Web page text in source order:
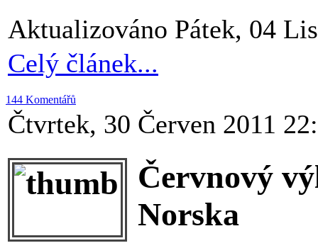
Aktualizováno Pátek, 04
Celý článek...
144 Komentářů
Čtvrtek, 30 Červen 2011
Červnový
Norska